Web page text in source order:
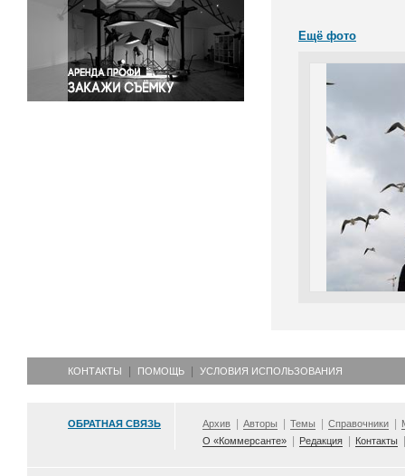
Спорт
Экология
Экономика и бизнес
Ещё фото
КОНТАКТЫ ПОМОЩЬ УСЛОВИЯ ИСПОЛЬЗОВАНИЯ
ОБРАТНАЯ СВЯЗЬ Архив Авторы Темы Справочники
О «Коммерсанте»
Редакция Контакты